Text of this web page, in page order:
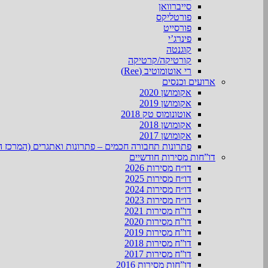
סייברוואן
פורטליקס
פורסייט
פינרג’י
קוגנטה
קורטיקה/קרטיקה
רי אוטומוטיב (Ree)
ארועים וכנסים
אקומושן 2020
אקומושן 2019
אוטונומוס טק 2018
אקומושן 2018
אקומושן 2017
פתרונות תחבורה חכמים – פתרונות ואתגרים (המרכז
דו”חות מסירות חודשיים
דו״ח מסירות 2026
דו״ח מסירות 2025
דו״ח מסירות 2024
דו״ח מסירות 2023
דו”ח מסירות 2021
דו”ח מסירות 2020
דו”ח מסירות 2019
דו”ח מסירות 2018
דו”ח מסירות 2017
דו”חות מסירות 2016